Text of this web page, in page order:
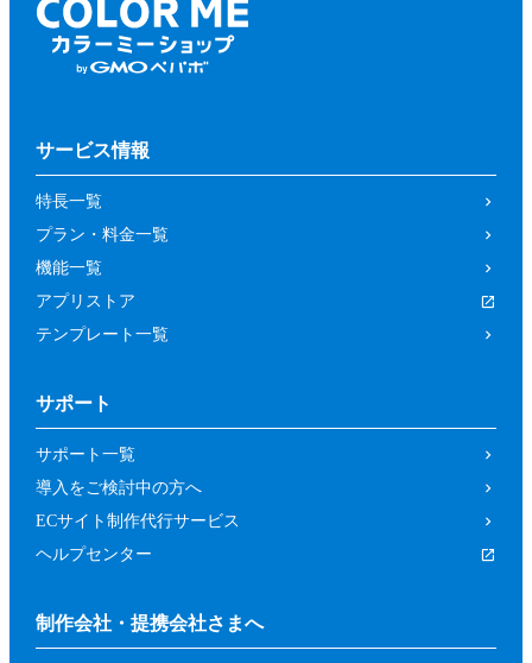
サービス情報
特長一覧
プラン・料金一覧
機能一覧
アプリストア
テンプレート一覧
サポート
サポート一覧
導入をご検討中の方へ
ECサイト制作代行サービス
ヘルプセンター
制作会社・提携会社さまへ